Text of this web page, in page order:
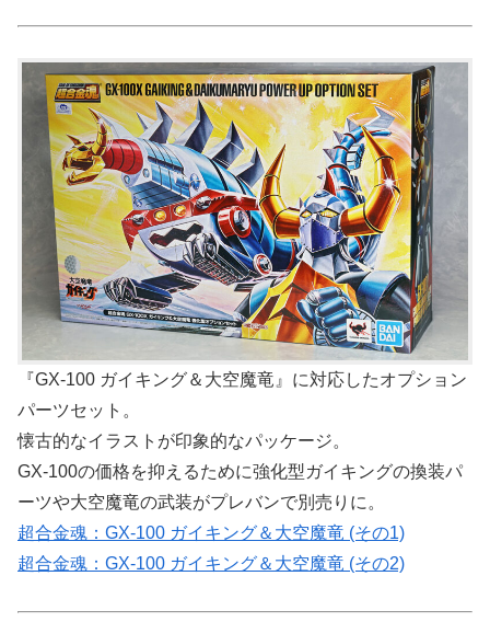
『GX-100 ガイキング＆大空魔竜』に対応したオプション
パーツセット。
懐古的なイラストが印象的なパッケージ。
GX-100の価格を抑えるために強化型ガイキングの換装パ
ーツや大空魔竜の武装がプレバンで別売りに。
超合金魂：GX-100 ガイキング＆大空魔竜 (その1)
超合金魂：GX-100 ガイキング＆大空魔竜 (その2)